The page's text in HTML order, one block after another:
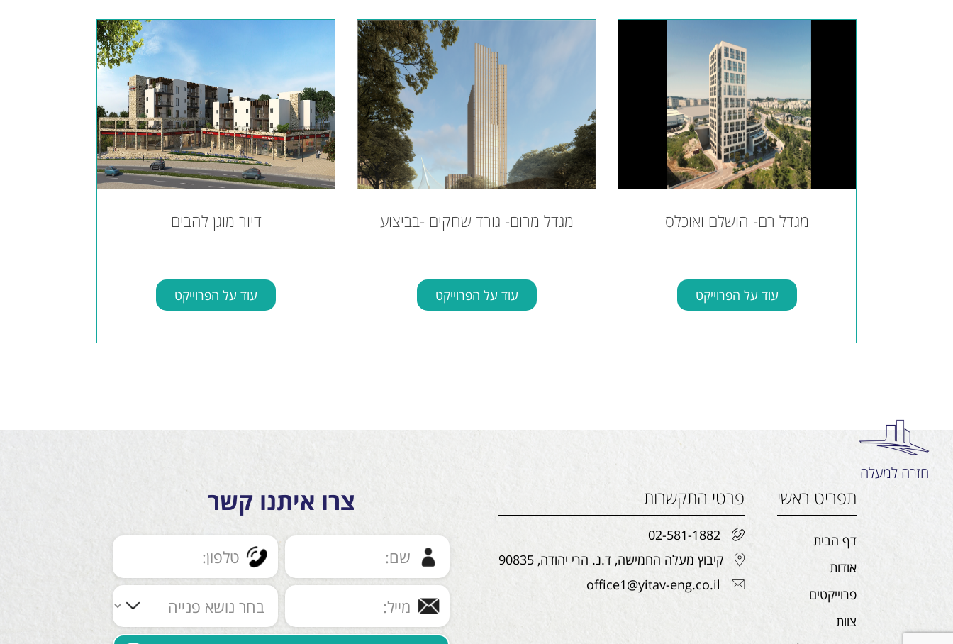
מגדל רם- הושלם ואוכלס
עוד על הפרוייקט
מגדל מרום- גורד שחקים -בביצוע
עוד על הפרוייקט
דיור מוגן להבים
עוד על הפרוייקט
חזרה למעלה
תפריט ראשי
דף הבית
אודות
פרוייקטים
צוות
פרטי התקשרות
02-581-1882
קיבוץ מעלה החמישה, ד.נ. הרי יהודה, 90835
office1@yitav-eng.co.il
צרו איתנו קשר